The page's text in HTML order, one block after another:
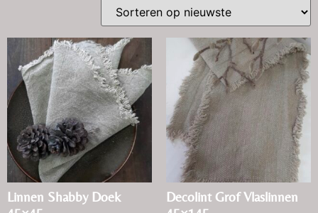
Linnen Shabby Doek
Decolint Grof Vlaslinnen